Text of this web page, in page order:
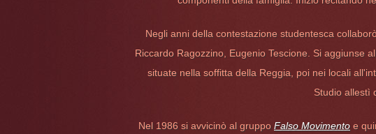
Negli anni della contestazione studentesca
Riccardo Ragozzino, Eugenio Tescione. Si aggiunse
situate nella soffitta della Reggia, poi nei locali
Studio allestì
Nel 1986 si avvicinò al gruppo Falso Movimento e